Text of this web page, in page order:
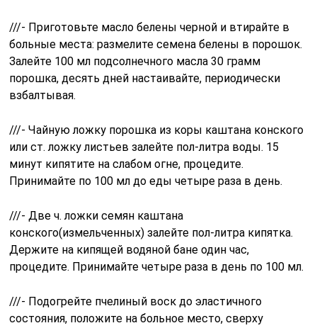
///- Приготовьте масло белены черной и втирайте в
больные места: размелите семена белены в порошок.
Залейте 100 мл подсолнечного масла 30 грамм
порошка, десять дней настаивайте, периодически
взбалтывая.
///- Чайную ложку порошка из коры каштана конского
или ст. ложку листьев залейте пол-литра воды. 15
минут кипятите на слабом огне, процедите.
Принимайте по 100 мл до еды четыре раза в день.
///- Две ч. ложки семян каштана
конского(измельченных) залейте пол-литра кипятка.
Держите на кипящей водяной бане один час,
процедите. Принимайте четыре раза в день по 100 мл.
///- Подогрейте пчелиный воск до эластичного
состояния, положите на больное место, сверху